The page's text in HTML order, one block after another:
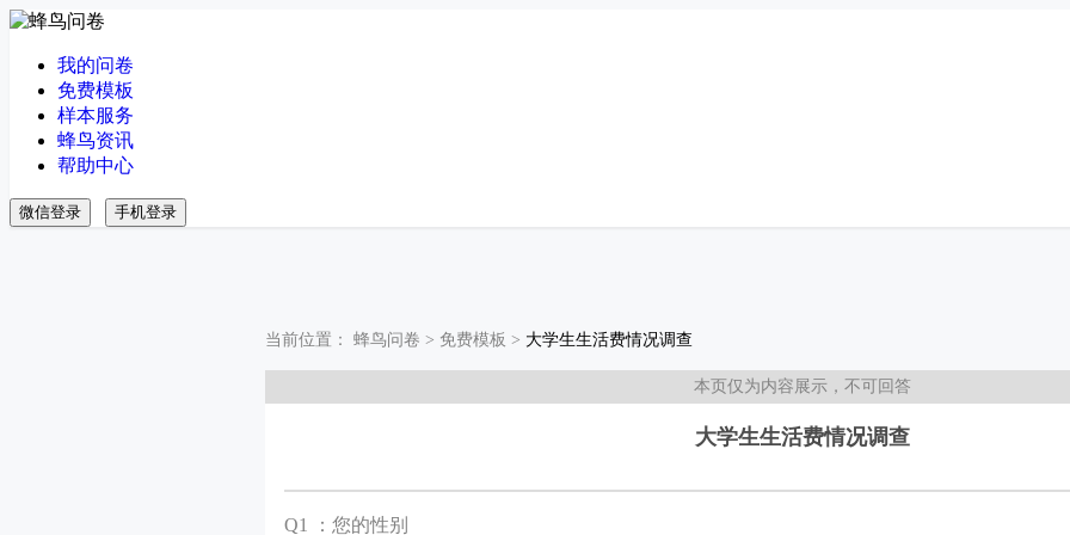
我的问卷
免费模板
样本服务
蜂鸟资讯
帮助中心
微信登录 手机登录
当前位置： 蜂鸟问卷 > 免费模板 > 大学生生活费情况调查
本页仅为内容展示，不可回答
大学生生活费情况调查
Q1 ：您的性别